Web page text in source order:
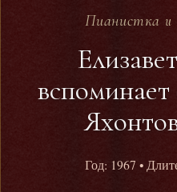
Пианистка и
Год: 1967 •